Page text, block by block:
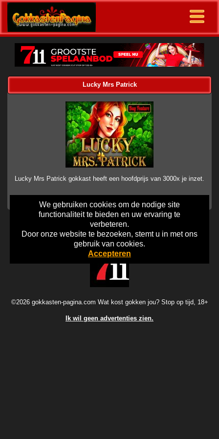
We gebruiken cookies om de nodige site
functionaliteit te bieden en uw ervaring te
verbeteren.
Door onze website te bezoeken, stemt u in met ons
gebruik van cookies.
Accepteren
Lucky Mrs Patrick
Lucky Mrs Patrick gokkast heeft een hoofdprijs van 3000x je inzet.
Home Disclaimer Gok Info
©2026 gokkasten-pagina.com Wat kost gokken jou? Stop op tijd, 18+
Ik wil geen advertenties zien.